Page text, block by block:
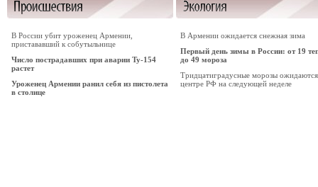
В России убит уроженец Армении,
пристававший к собутыльнице
Число пострадавших при аварии Ту-154
растет
Уроженец Армении ранил себя из пистолета
в столице
В Армении ожидается снежная зима
Первый день зимы в России: от 19
до 49 мороза
Тридцатиградусные морозы
центре РФ на следующей неделе